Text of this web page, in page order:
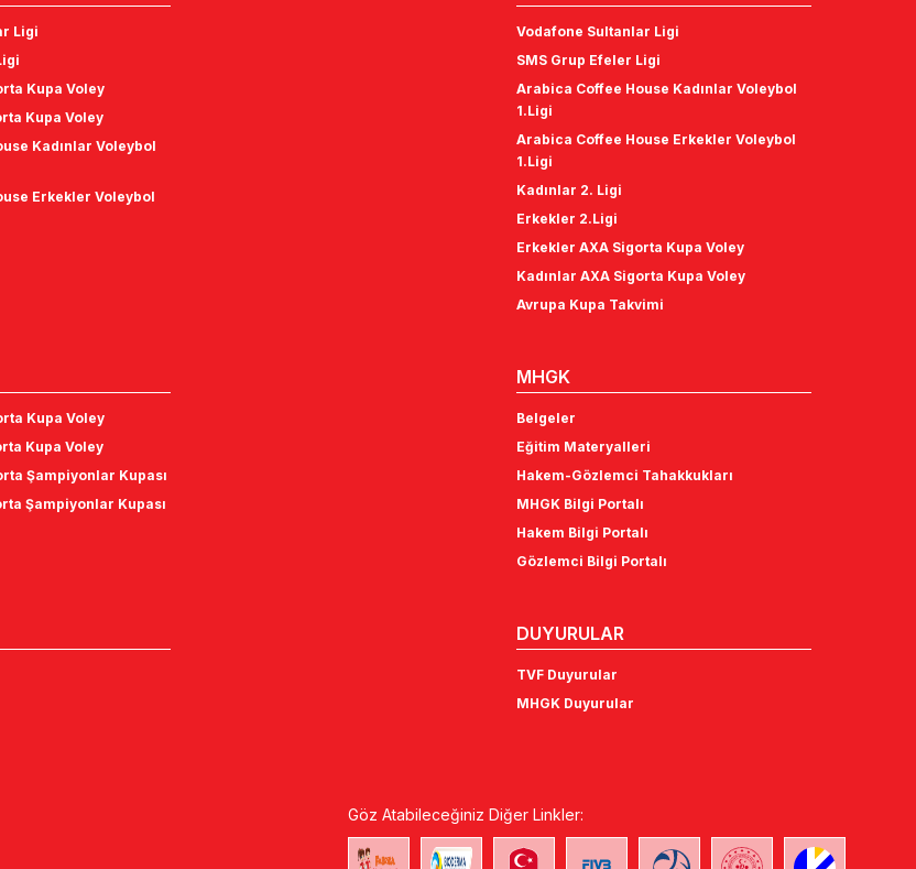
Ligi
Kupa Voley
Kupa Voley
Kadınlar Voleybol
Erkekler Voleybol
Vodafone Sultanlar Ligi
SMS Grup Efeler Ligi
Arabica Coffee House Kadınlar Voleybol
1.Ligi
Arabica Coffee House Erkekler Voleybol
1.Ligi
Kadınlar 2. Ligi
Erkekler 2.Ligi
Erkekler AXA Sigorta Kupa Voley
Kadınlar AXA Sigorta Kupa Voley
Avrupa Kupa Takvimi
Kupa Voley
Kupa Voley
Şampiyonlar Kupası
Şampiyonlar Kupası
MHGK
Belgeler
Eğitim Materyalleri
Hakem-Gözlemci Tahakkukları
MHGK Bilgi Portalı
Hakem Bilgi Portalı
Gözlemci Bilgi Portalı
DUYURULAR
TVF Duyurular
MHGK Duyurular
Göz Atabileceğiniz Diğer Linkler: